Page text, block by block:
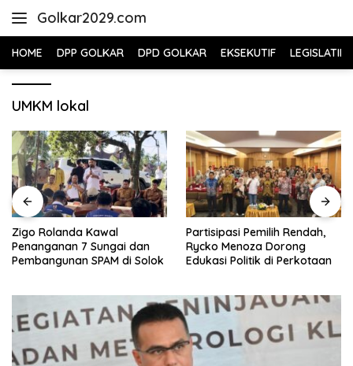
Golkar2029.com
HOME DPP GOLKAR DPD GOLKAR EKSEKUTIF LEGISLATIF
UMKM lokal
Zigo Rolanda Kawal
Penanganan 7 Sungai dan
Pembangunan SPAM di Solok
Partisipasi Pemilih Rendah,
Rycko Menoza Dorong
Edukasi Politik di Perkotaan